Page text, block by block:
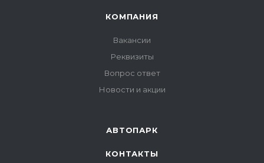
КОМПАНИЯ
Вакансии
Реквизиты
Вопрос ответ
Новости и акции
АВТОПАРК
КОНТАКТЫ